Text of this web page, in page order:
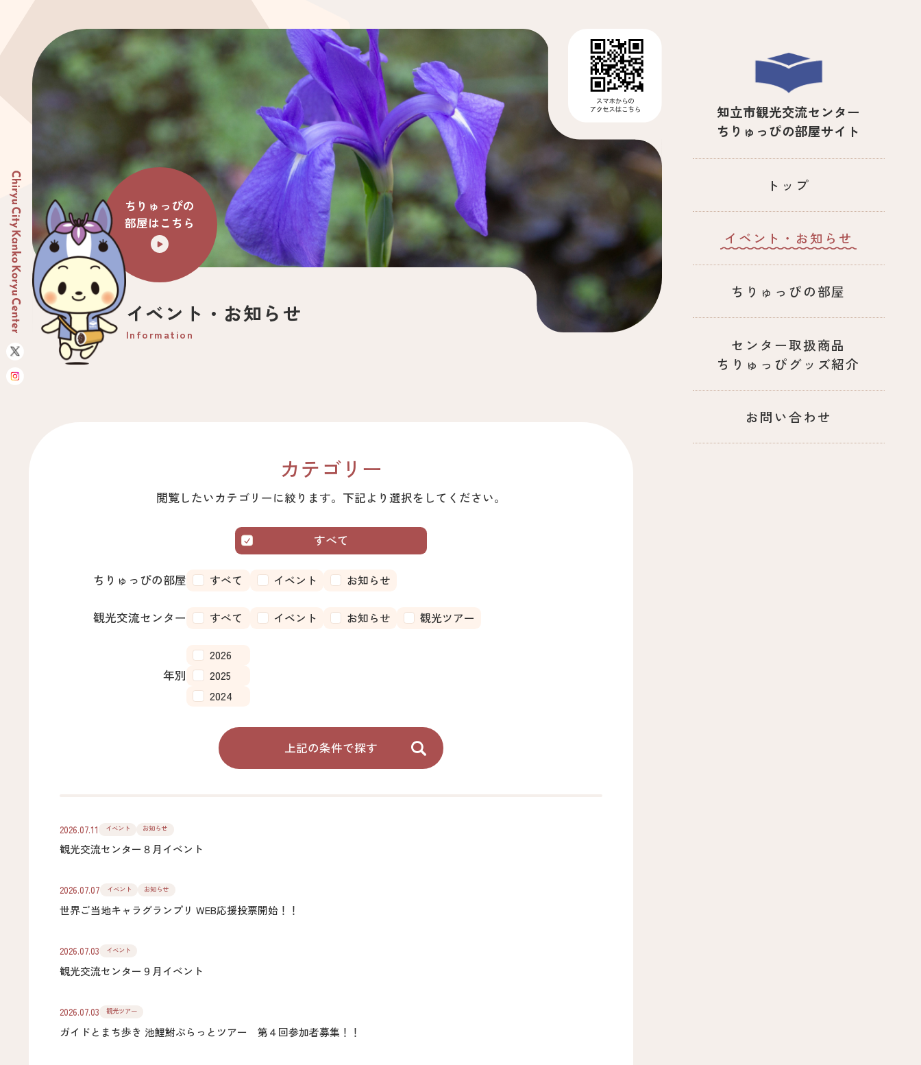
知立市観光交流センター
ちりゅっぴの部屋サイト
トップ
イベント・お知らせ
ちりゅっぴの部屋
センター取扱商品
ちりゅっぴグッズ紹介
お問い合わせ
ちりゅっぴの
部屋はこちら
イベント・お知らせ
Information
カテゴリー
閲覧したいカテゴリーに絞ります。 下記より選択をしてください。
すべて
ちりゅっぴの部屋 すべて イベント お知らせ
観光交流センター すべて イベント お知らせ 観光ツアー
年別
2026
2025
2024
上記の条件で探す
2026.07.11 イベント お知らせ
観光交流センター８月イベント
2026.07.07 イベント お知らせ
世界ご当地キャラグランプリ WEB応援投票開始！！
2026.07.03 イベント
観光交流センター９月イベント
2026.07.03 観光ツアー
ガイドとまち歩き 池鯉鮒ぶらっとツアー 第４回参加者募集！！